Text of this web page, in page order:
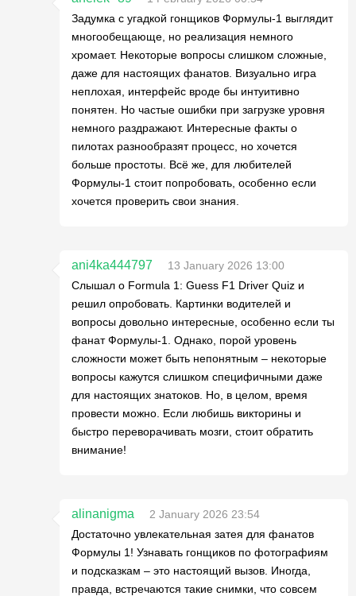
Задумка с угадкой гонщиков Формулы-1 выглядит
многообещающе, но реализация немного
хромает. Некоторые вопросы слишком сложные,
даже для настоящих фанатов. Визуально игра
неплохая, интерфейс вроде бы интуитивно
понятен. Но частые ошибки при загрузке уровня
немного раздражают. Интересные факты о
пилотах разнообразят процесс, но хочется
больше простоты. Всё же, для любителей
Формулы-1 стоит попробовать, особенно если
хочется проверить свои знания.
ani4ka444797
13 January 2026 13:00
Слышал о Formula 1: Guess F1 Driver Quiz и
решил опробовать. Картинки водителей и
вопросы довольно интересные, особенно если ты
фанат Формулы-1. Однако, порой уровень
сложности может быть непонятным – некоторые
вопросы кажутся слишком специфичными даже
для настоящих знатоков. Но, в целом, время
провести можно. Если любишь викторины и
быстро переворачивать мозги, стоит обратить
внимание!
alinanigma
2 January 2026 23:54
Достаточно увлекательная затея для фанатов
Формулы 1! Узнавать гонщиков по фотографиям
и подсказкам – это настоящий вызов. Иногда,
правда, встречаются такие снимки, что совсем